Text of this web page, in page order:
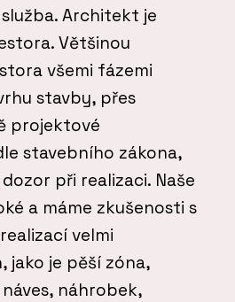
Architekt je
Většinou
všemi fázemi
stavby, přes
projektové
stavebního zákona,
při realizaci. Naše
a máme zkušenosti s
velmi
jako je pěší zóna,
náhrobek,